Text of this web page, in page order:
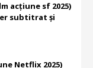
acțiune sf 2025)
subtitrat și
Netflix 2025)